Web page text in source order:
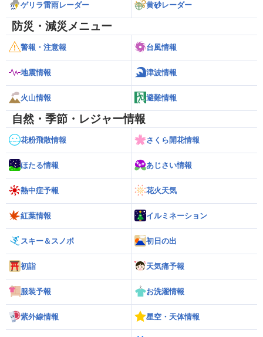
ゲリラ雷雨レーダー 黄砂レーダー
防災・減災メニュー
警報・注意報 台風情報
地震情報 津波情報
火山情報 避難情報
自然・季節・レジャー情報
花粉飛散情報 さくら開花情報
ほたる情報 あじさい情報
熱中症予報 花火天気
紅葉情報 イルミネーション
スキー＆スノボ 初日の出
初詣 天気痛予報
服装予報 お洗濯情報
紫外線情報 星空・天体情報